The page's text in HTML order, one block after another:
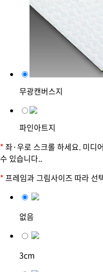
무광캔버스지
파인아트지
*좌·우로 스크롤 하세요. 미디
수 있습니다..
*프레임과 그림사이즈 따라 선
없음
3cm